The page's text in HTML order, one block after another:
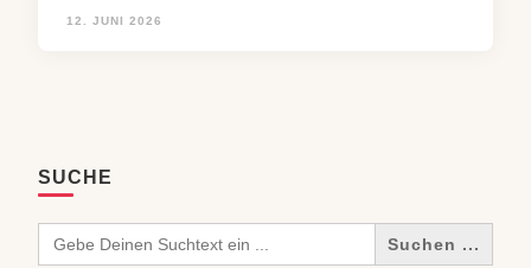
12. JUNI 2026
SUCHE
Search
for: